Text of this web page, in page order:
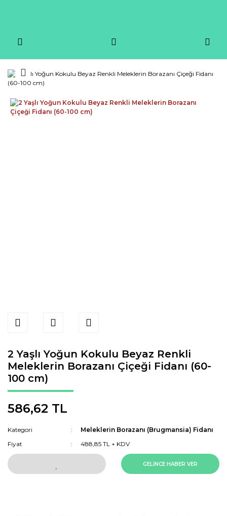
2 Yaşlı Yoğun Kokulu Beyaz Renkli
Meleklerin Borazanı Çiçeği Fidanı (60-
100 cm)
586,62 TL
Kategori
Meleklerin Borazanı (Brugmansia) Fidanı
Fiyat
488,85 TL + KDV
GELİNCE HABER VER